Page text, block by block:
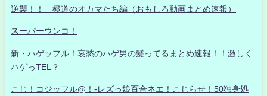
逆襲！！ 極道のオカマたち編（おもしろ動画まとめ速報）
スーパーウンコ！
新・ハゲッフル！哀愁のハゲ男の髪ってるまとめ速報！！激しく
ハゲっTEL？
こじ！コジッフル@！-レズっ娘百合ネエ！こじらせ！50独身処